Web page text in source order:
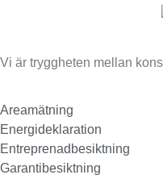
Vi är tryggheten mellan
Areamätning
Energideklaration
Entreprenadbesiktning
Garantibesiktning